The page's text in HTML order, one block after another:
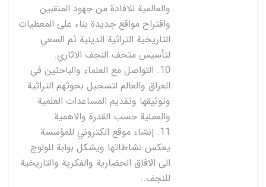
والعالمية للافادة من جهود المنقبين
واقتراح مواقع جديدة بناء على المعطيات
التاريخية التراثية الدينية ثم السعي
لتأسيس متحف النجف الاثاري.
10. التواصل مع العلماء والباحثين في
العراق والعالم لتسجيل بحوثهم التراثية
وتوثيقها وتقديم المساعدات العلمية
والعملية حسب القدرة والاهمية.
11. إنشاء موقع الكتروني للمؤسسة
يعكس نشاطاتها ويشكل بوابة للولوج
الى الافاق الحضارية والفكرية والتاريخية
للنجف..